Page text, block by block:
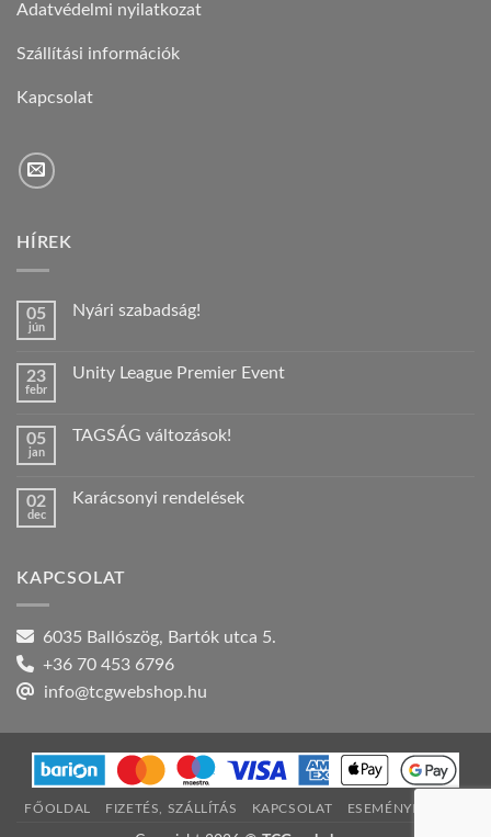
Adatvédelmi nyilatkozat
Szállítási információk
Kapcsolat
HÍREK
05
jún
Nyári szabadság!
Nyári
23
febr
Unity League Premier Event
Unity
bejegyzéshez
05
jan
TAGSÁG változások!
TAGSÁG
02
dec
Karácsonyi rendelések
rendelések
KAPCSOLAT
6035 Ballószög, Bartók utca 5.
+36 70 453 6796
info@tcgwebshop.hu
FŐOLDAL FIZETÉS, SZÁLLÍTÁS KAPCSOLAT ESEMÉNYNAPTÁR